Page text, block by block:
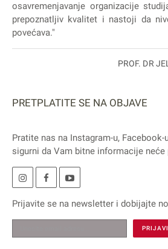
osavremenjavanje organizacije
prepoznatljiv kvalitet i nastoji da
povećava."
PROF. DR
PRETPLATITE SE NA OBJAVE
Pratite nas na Instagram-u, Facebook-
sigurni da Vam bitne informacije neće
Prijavite se na newsletter i dobijajte